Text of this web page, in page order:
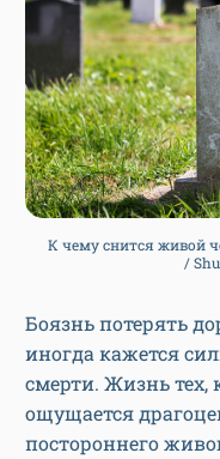
К чему снится живой
/
Боязнь потерять
иногда кажется
смерти. Жизнь тех,
ощущается
постороннего